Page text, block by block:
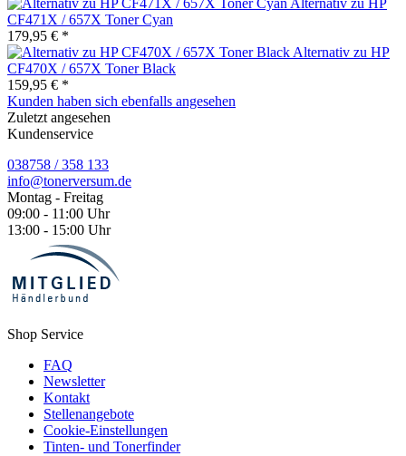
Alternativ zu HP
CF471X / 657X Toner Cyan
179,95 € *
Alternativ zu HP
CF470X / 657X Toner Black
159,95 € *
Kunden haben sich ebenfalls angesehen
Zuletzt angesehen
Kundenservice
038758 / 358 133
info@tonerversum.de
Montag - Freitag
09:00 - 11:00 Uhr
13:00 - 15:00 Uhr
Shop Service
FAQ
Newsletter
Kontakt
Stellenangebote
Cookie-Einstellungen
Tinten- und Tonerfinder